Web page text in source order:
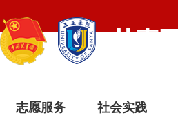
志愿服务 社会实践